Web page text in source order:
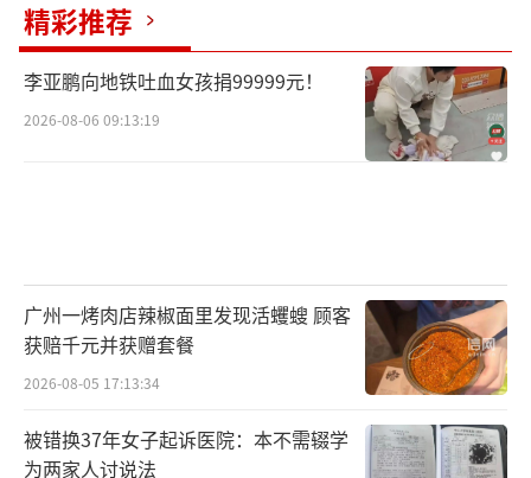
精彩推荐
李亚鹏向地铁吐血女孩捐99999元！
2026-08-06 09:13:19
广州一烤肉店辣椒面里发现活蠼螋 顾客
获赔千元并获赠套餐
2026-08-05 17:13:34
被错换37年女子起诉医院：本不需辍学
为两家人讨说法